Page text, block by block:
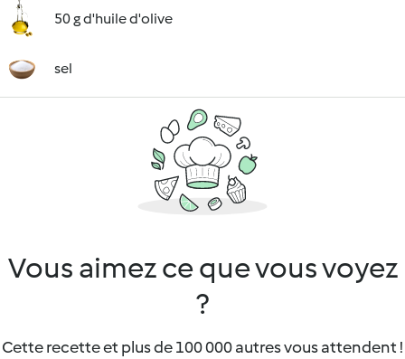
50 g d'huile d'olive
sel
Vous aimez ce que vous voyez
?
Cette recette et plus de 100 000 autres vous attendent !